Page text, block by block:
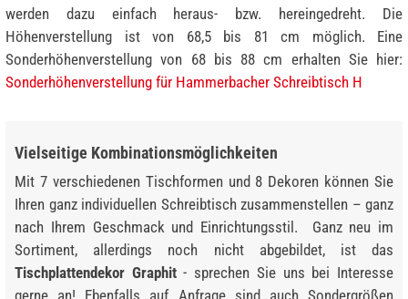
werden dazu einfach heraus- bzw. hereingedreht. Die
Höhenverstellung ist von 68,5 bis 81 cm möglich. Eine
Sonderhöhenverstellung von 68 bis 88 cm erhalten Sie hier:
Sonderhöhenverstellung für Hammerbacher Schreibtisch H
Vielseitige Kombinationsmöglichkeiten
Mit 7 verschiedenen Tischformen und 8 Dekoren können Sie
Ihren ganz individuellen Schreibtisch zusammenstellen – ganz
nach Ihrem Geschmack und Einrichtungsstil. Ganz neu im
Sortiment, allerdings noch nicht abgebildet, ist das
Tischplattendekor Graphit- sprechen Sie uns bei Interesse
gerne an! Ebenfalls auf Anfrage sind auch Sondergrößen